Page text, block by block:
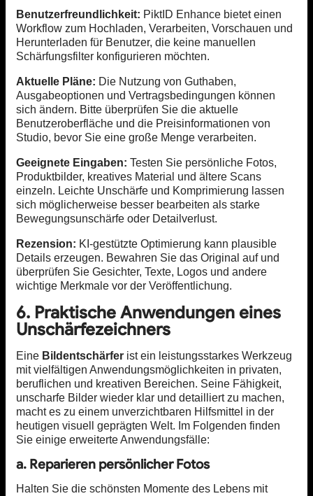
Benutzerfreundlichkeit: PiktID Enhance bietet einen
Workflow zum Hochladen, Verarbeiten, Vorschauen und
Herunterladen für Benutzer, die keine manuellen
Schärfungsfilter konfigurieren möchten.
Aktuelle Pläne: Die Nutzung von Guthaben,
Ausgabeoptionen und Vertragsbedingungen können
sich ändern. Bitte überprüfen Sie die aktuelle
Benutzeroberfläche und die Preisinformationen von
Studio, bevor Sie eine große Menge verarbeiten.
Geeignete Eingaben: Testen Sie persönliche Fotos,
Produktbilder, kreatives Material und ältere Scans
einzeln. Leichte Unschärfe und Komprimierung lassen
sich möglicherweise besser bearbeiten als starke
Bewegungsunschärfe oder Detailverlust.
Rezension: KI-gestützte Optimierung kann plausible
Details erzeugen. Bewahren Sie das Original auf und
überprüfen Sie Gesichter, Texte, Logos und andere
wichtige Merkmale vor der Veröffentlichung.
6. Praktische Anwendungen eines
Unschärfezeichners
Eine Bildentschärfer ist ein leistungsstarkes Werkzeug
mit vielfältigen Anwendungsmöglichkeiten in privaten,
beruflichen und kreativen Bereichen. Seine Fähigkeit,
unscharfe Bilder wieder klar und detailliert zu machen,
macht es zu einem unverzichtbaren Hilfsmittel in der
heutigen visuell geprägten Welt. Im Folgenden finden
Sie einige erweiterte Anwendungsfälle:
a. Reparieren persönlicher Fotos
Halten Sie die schönsten Momente des Lebens mit